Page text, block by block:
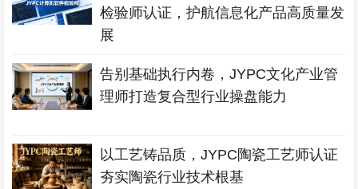
检验师认证，护航信息化产品高质量发
展
告别基础执行内卷，JYPC文化产业管
理师打造复合型行业操盘能力
以工艺铸品质，JYPC陶瓷工艺师认证
夯实陶瓷行业技术根基